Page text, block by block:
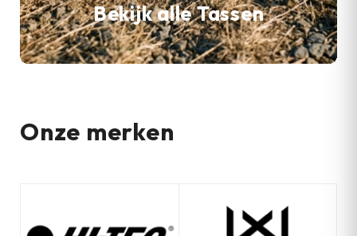
Bekijk alle Tassen
Onze merken